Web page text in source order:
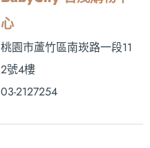
心
桃園市蘆竹區南崁路一段11
2號4樓
03-2127254